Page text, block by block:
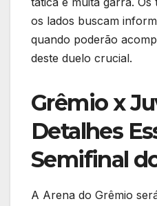
os lados buscam
quando poderão
deste duelo crucial.
Grêmio x
Detalhes
Semifinal
A Arena do Grêmio